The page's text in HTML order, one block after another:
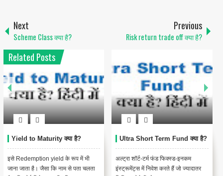
Next
Scheme Class क्या है?
Previous
Risk return trade off क्या है?
Related Posts
Yield to Maturity क्या है?
इसे Redemption yield के रूप में भी
जाना जाता है। जैसा कि नाम से पता चलता
Ultra Short Term Fund क्या है?
अल्ट्रा शॉर्ट-टर्म फंड फिक्स्ड-इनकम
इंस्ट्रूमेंट्स में निवेश करते हैं जो ज्यादातर